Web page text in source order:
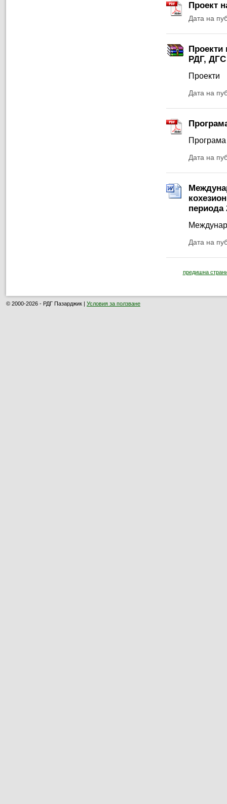
Проект
Дата на
Проекти
РДГ,
Проекти
Дата на
Програма
Дата на
периода
Дата на
предишна
© 2000-2026 - РДГ Пазарджик | Условия за ползване